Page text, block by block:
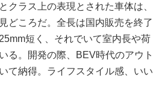
クラス上の表現とされた車体は、
どころだ。全長は国内販売を終了
短く、それでいて室内長や荷
る。開発の際、BEV時代のアウト
て納得。ライフスタイル感、いい